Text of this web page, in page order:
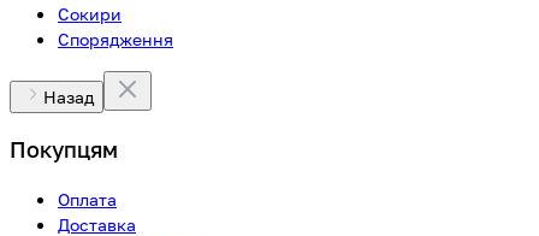
Сокири
Спорядження
Назад
Покупцям
Оплата
Доставка